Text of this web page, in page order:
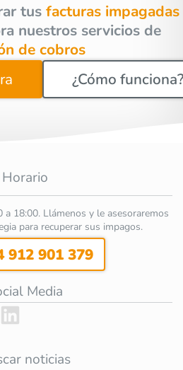
tus facturas impagadas
nuestros servicios de
de cobros
¿Cómo funciona?
Horario
a 18:00. Llámenos y le asesoraremos
para recuperar sus impagos.
912 901 379
Media
noticias